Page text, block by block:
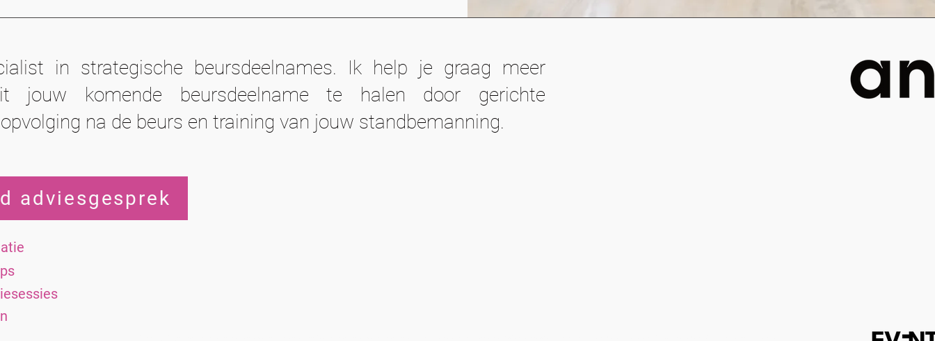
in strategische beursdeelnames. Ik help je graag meer
jouw komende beursdeelname te halen door gerichte
na de beurs en training van jouw standbemanning.
adviesgesprek